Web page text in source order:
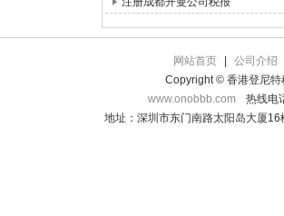
网站首页
公司介绍
Copyright © 香港登尼特
www.onobbb.com
热线电
地址：深圳市东门南路太阳岛大厦